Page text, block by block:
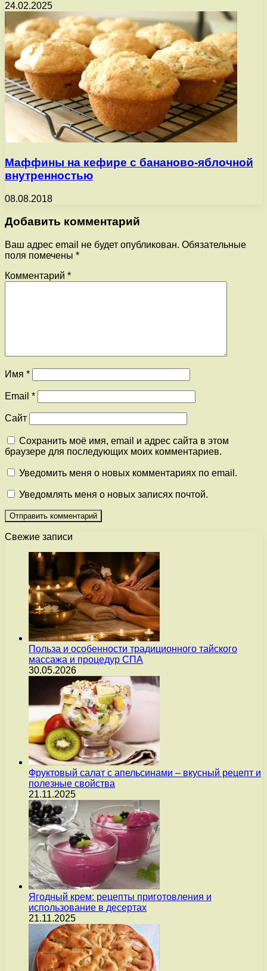
24.02.2025
Маффины на кефире с бананово-яблочной
внутренностью
08.08.2018
Добавить комментарий
Ваш адрес email не будет опубликован. Обязательные
поля помечены *
Комментарий *
Имя *
Email *
Сайт
Сохранить моё имя, email и адрес сайта в этом
браузере для последующих моих комментариев.
Уведомить меня о новых комментариях по email.
Уведомлять меня о новых записях почтой.
Свежие записи
Польза и особенности традиционного тайского
массажа и процедур СПА
30.05.2026
Фруктовый салат с апельсинами – вкусный рецепт и
полезные свойства
21.11.2025
Ягодный крем: рецепты приготовления и
использование в десертах
21.11.2025